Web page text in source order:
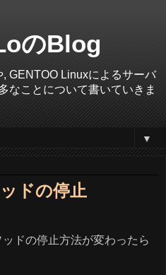
のBlog
GENTOO Linuxによるサーバ
なことについて書いていきま
▼
ドの停止
ドの停止方法が変わったら